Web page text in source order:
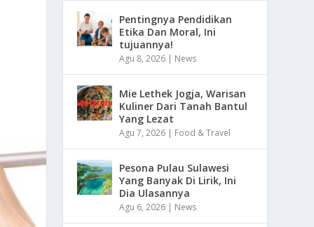
Pentingnya Pendidikan
Etika Dan Moral, Ini
tujuannya!
Agu 8, 2026 | News
Mie Lethek Jogja, Warisan
Kuliner Dari Tanah Bantul
Yang Lezat
Agu 7, 2026 | Food & Travel
Pesona Pulau Sulawesi
Yang Banyak Di Lirik, Ini
Dia Ulasannya
Agu 6, 2026 | News